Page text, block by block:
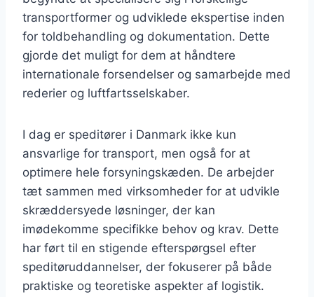
transportformer og udviklede ekspertise inden
for toldbehandling og dokumentation. Dette
gjorde det muligt for dem at håndtere
internationale forsendelser og samarbejde med
rederier og luftfartsselskaber.
I dag er speditører i Danmark ikke kun
ansvarlige for transport, men også for at
optimere hele forsyningskæden. De arbejder
tæt sammen med virksomheder for at udvikle
skræddersyede løsninger, der kan
imødekomme specifikke behov og krav. Dette
har ført til en stigende efterspørgsel efter
speditøruddannelser, der fokuserer på både
praktiske og teoretiske aspekter af logistik.